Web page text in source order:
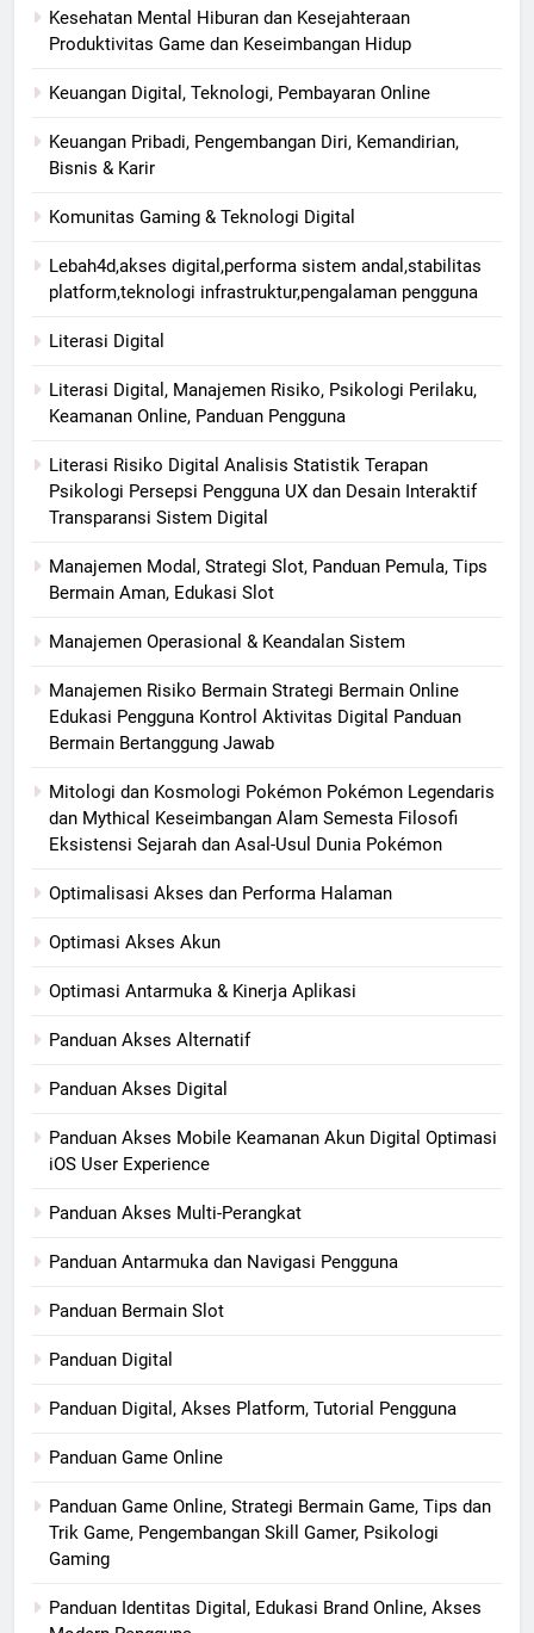
Kesehatan Mental Hiburan dan Kesejahteraan
Produktivitas Game dan Keseimbangan Hidup
Keuangan Digital, Teknologi, Pembayaran Online
Keuangan Pribadi, Pengembangan Diri, Kemandirian,
Bisnis & Karir
Komunitas Gaming & Teknologi Digital
Lebah4d,akses digital,performa sistem andal,stabilitas
platform,teknologi infrastruktur,pengalaman pengguna
Literasi Digital
Literasi Digital, Manajemen Risiko, Psikologi Perilaku,
Keamanan Online, Panduan Pengguna
Literasi Risiko Digital Analisis Statistik Terapan
Psikologi Persepsi Pengguna UX dan Desain Interaktif
Transparansi Sistem Digital
Manajemen Modal, Strategi Slot, Panduan Pemula, Tips
Bermain Aman, Edukasi Slot
Manajemen Operasional & Keandalan Sistem
Manajemen Risiko Bermain Strategi Bermain Online
Edukasi Pengguna Kontrol Aktivitas Digital Panduan
Bermain Bertanggung Jawab
Mitologi dan Kosmologi Pokémon Pokémon Legendaris
dan Mythical Keseimbangan Alam Semesta Filosofi
Eksistensi Sejarah dan Asal-Usul Dunia Pokémon
Optimalisasi Akses dan Performa Halaman
Optimasi Akses Akun
Optimasi Antarmuka & Kinerja Aplikasi
Panduan Akses Alternatif
Panduan Akses Digital
Panduan Akses Mobile Keamanan Akun Digital Optimasi
iOS User Experience
Panduan Akses Multi-Perangkat
Panduan Antarmuka dan Navigasi Pengguna
Panduan Bermain Slot
Panduan Digital
Panduan Digital, Akses Platform, Tutorial Pengguna
Panduan Game Online
Panduan Game Online, Strategi Bermain Game, Tips dan
Trik Game, Pengembangan Skill Gamer, Psikologi
Gaming
Panduan Identitas Digital, Edukasi Brand Online, Akses